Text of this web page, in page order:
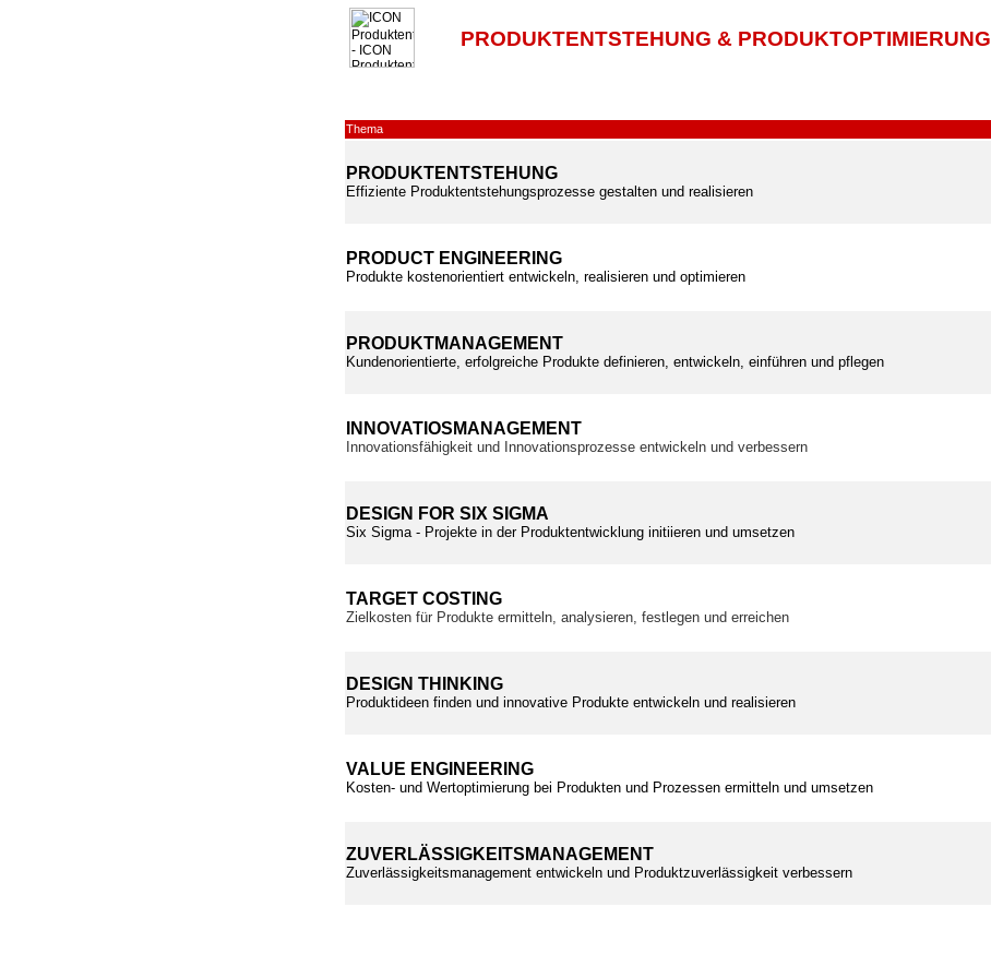
PRODUKTENTSTEHUNG & PRODUKTOPTIMIERUNG
Thema
PRODUKTENTSTEHUNG
Effiziente Produktentstehungsprozesse gestalten und realisieren
PRODUCT ENGINEERING
Produkte kostenorientiert entwickeln, realisieren und optimieren
PRODUKTMANAGEMENT
Kundenorientierte, erfolgreiche Produkte definieren, entwickeln, einführen und pflegen
INNOVATIOSMANAGEMENT
Innovationsfähigkeit und Innovationsprozesse entwickeln und verbessern
DESIGN FOR SIX SIGMA
Six Sigma - Projekte in der Produktentwicklung initiieren und umsetzen
TARGET COSTING
Zielkosten für Produkte ermitteln, analysieren, festlegen und erreichen
DESIGN THINKING
Produktideen finden und innovative Produkte entwickeln und realisieren
VALUE ENGINEERING
Kosten- und Wertoptimierung bei Produkten und Prozessen ermitteln und umsetzen
ZUVERLÄSSIGKEITSMANAGEMENT
Zuverlässigkeitsmanagement entwickeln und Produktzuverlässigkeit verbessern